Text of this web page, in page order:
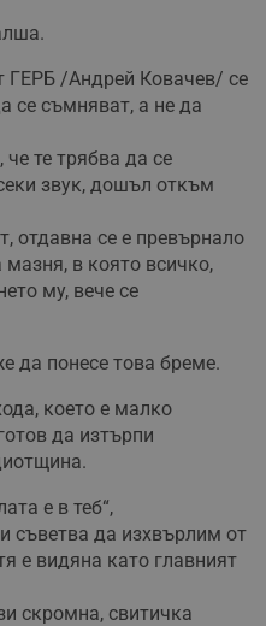
ГЕРБ /Андрей Ковачев/ се
се съмняват, а не да
те трябва да се
звук, дошъл откъм
отдавна се е превърнало
в която всичко,
му, вече се
да понесе това бреме.
което е малко
да изтърпи
е в теб“,
съветва да изхвърлим от
е видяна като главният
скромна, свитичка